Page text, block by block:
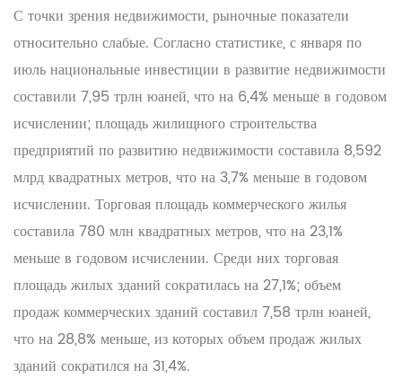
С точки зрения недвижимости, рыночные показатели
относительно слабые. Согласно статистике, с января по
июль национальные инвестиции в развитие недвижимости
составили 7,95 трлн юаней, что на 6,4% меньше в годовом
исчислении; площадь жилищного строительства
предприятий по развитию недвижимости составила 8,592
млрд квадратных метров, что на 3,7% меньше в годовом
исчислении. Торговая площадь коммерческого жилья
составила 780 млн квадратных метров, что на 23,1%
меньше в годовом исчислении. Среди них торговая
площадь жилых зданий сократилась на 27,1%; объем
продаж коммерческих зданий составил 7,58 трлн юаней,
что на 28,8% меньше, из которых объем продаж жилых
зданий сократился на 31,4%.